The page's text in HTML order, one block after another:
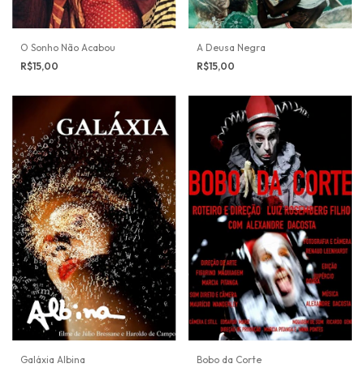
O Sonho Não Acabou
R$15,00
A Deusa Negra
R$15,00
Galáxia Albina
Bobo da Corte